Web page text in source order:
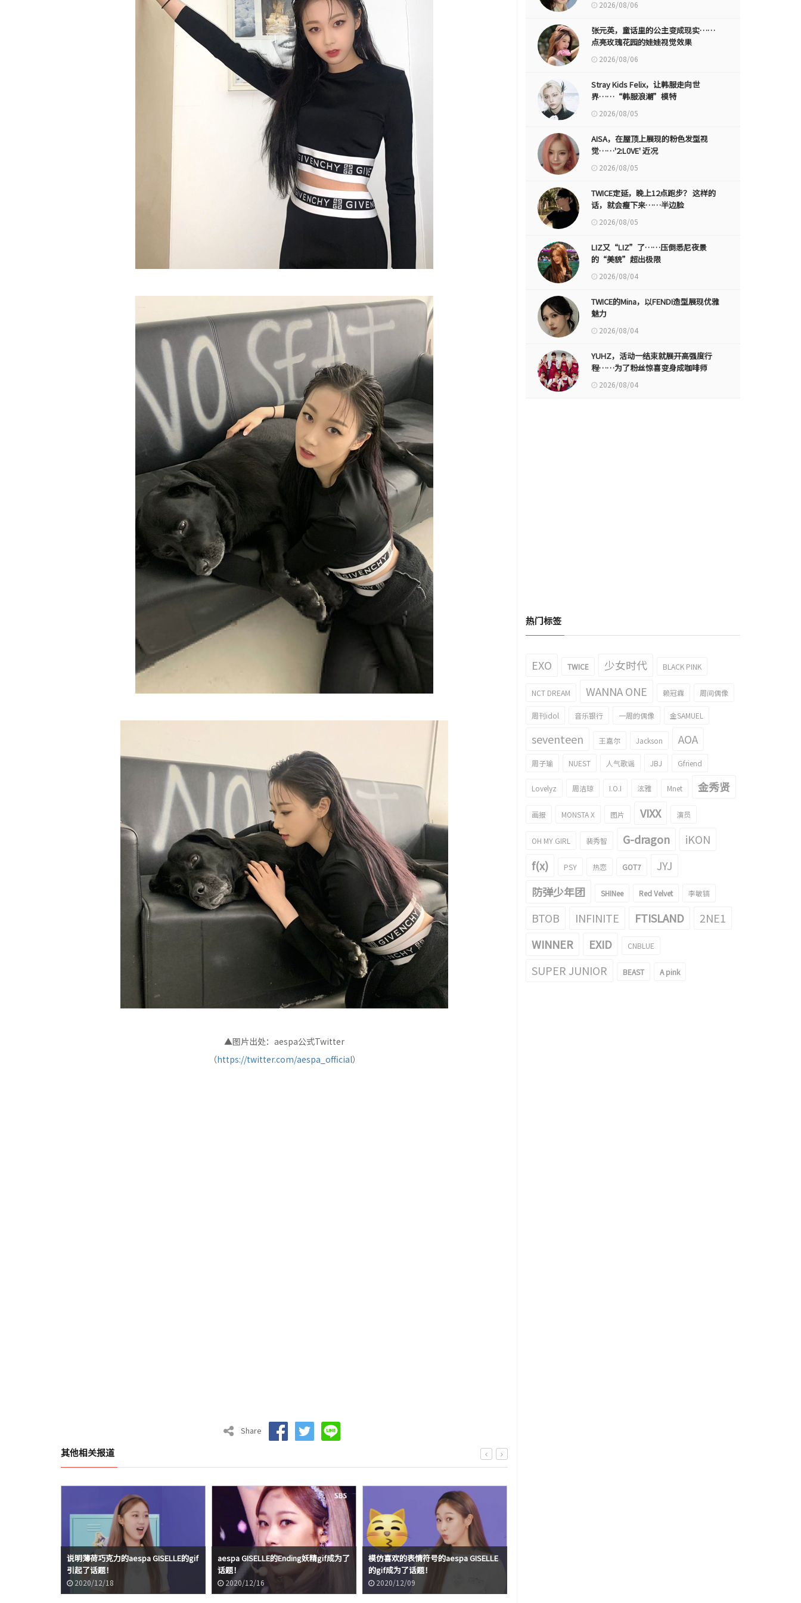
▲图片出处：aespa公式Twitter
（https://twitter.com/aespa_official）
Share
其他相关报道
说明薄荷巧克力的aespa GISELLE的gif
引起了话题！
2020/12/18
aespa GISELLE的Ending妖精gif成为了
话题！
2020/12/16
模仿喜欢的表情符号的aespa GISELLE
的gif成为了话题！
2020/12/09
2026/08/06
张元英，童话里的公主变成现实……
点亮玫瑰花园的娃娃视觉效果
2026/08/06
Stray Kids Felix，让韩服走向世
界……“韩服浪潮”模特
2026/08/05
AISA，在屋顶上展现的粉色发型视
觉……'2:L0VE' 近况
2026/08/05
TWICE定延，晚上12点跑步？ 这样的
话，就会瘦下来……半边脸
2026/08/05
LIZ又“LIZ”了……压倒悉尼夜景
的“美貌”超出极限
2026/08/04
TWICE的Mina，以FENDI造型展现优雅
魅力
2026/08/04
YUHZ，活动一结束就展开高强度行
程……为了粉丝惊喜变身成咖啡师
2026/08/04
热门标签
EXO TWICE 少女时代 BLACK PINK
NCT DREAM WANNA ONE 赖冠霖 周间偶像
周刊idol 音乐银行 一周的偶像 金SAMUEL
seventeen 王嘉尔 Jackson AOA
周子瑜 NUEST 人气歌谣 JBJ Gfriend
Lovelyz 周洁琼 I.O.I 泫雅 Mnet 金秀贤
画报 MONSTA X 图片 VIXX 演员
OH MY GIRL 裴秀智 G-dragon
iKON
f(x)
PSY 热恋 GOT7
JYJ
防弹少年团
SHINee Red Velvet 李敏镐
BTOB INFINITE FTISLAND
2NE1
WINNER
EXID CNBLUE
SUPER JUNIOR BEAST A pink